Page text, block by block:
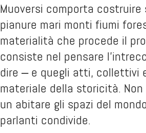
Muoversi comporta
pianure mari monti fiumi
materialità che procede il
consiste nel pensare
dire ‒ e quegli atti, collettivi
materiale della storicità.
un abitare gli spazi del
parlanti condivide.